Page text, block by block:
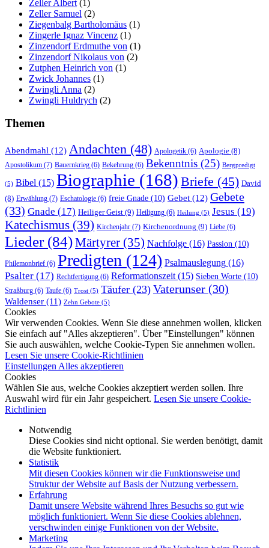
Zeller Albert (1)
Zeller Samuel (2)
Ziegenbalg Bartholomäus (1)
Zingerle Ignaz Vincenz (1)
Zinzendorf Erdmuthe von (1)
Zinzendorf Nikolaus von (2)
Zutphen Heinrich von (1)
Zwick Johannes (1)
Zwingli Anna (2)
Zwingli Huldrych (2)
Themen
Abendmahl (12) Andachten (48) Apologetik (6) Apologie (8)
Apostolikum (7) Bauernkrieg (6) Bekehrung (6) Bekenntnis (25) Bergpredigt
(5) Bibel (15) Biographie (168) Briefe (45) David
(8) Erwählung (7) Eschatologie (6) freie Gnade (10) Gebet (12) Gebete
(33) Gnade (17) Heiliger Geist (9) Heiligung (6) Heilung (5) Jesus (19)
Katechismus (39) Kirchenjahr (7) Kirchenordnung (9) Liebe (6)
Lieder(84)Märtyrer (35) Nachfolge (16) Passion (10)
Philemonbrief (6) Predigten (124) Psalmauslegung (16)
Psalter (17) Rechtfertigung (6) Reformationszeit (15) Sieben Worte (10)
Straßburg (6) Taufe (6) Trost (5) Täufer (23) Vaterunser (30)
Waldenser (11) Zehn Gebote (5)
Cookies
Wir verwenden Cookies. Wenn Sie diese annehmen wollen, klicken
Sie einfach auf "Alles akzeptieren". Über "Einstellungen" können
Sie auch auswählen, welche Cookie-Typen Sie annehmen wollen.
Lesen Sie unsere Cookie-Richtlinien
Einstellungen Alles akzeptieren
Cookies
Wählen Sie aus, welche Cookies akzeptiert werden sollen. Ihre
Auswahl wird für ein Jahr gespeichert. Lesen Sie unsere Cookie-
Richtlinien
Notwendig
Diese Cookies sind nicht optional. Sie werden benötigt, damit
die Website funktioniert.
Statistik
Mit diesen Cookies können wir die Funktionsweise und
Struktur der Website auf Basis der Nutzung verbessern.
Erfahrung
Damit unsere Website während Ihres Besuchs so gut wie
möglich funktioniert. Wenn Sie diese Cookies ablehnen,
verschwinden einige Funktionen von der Website.
Marketing